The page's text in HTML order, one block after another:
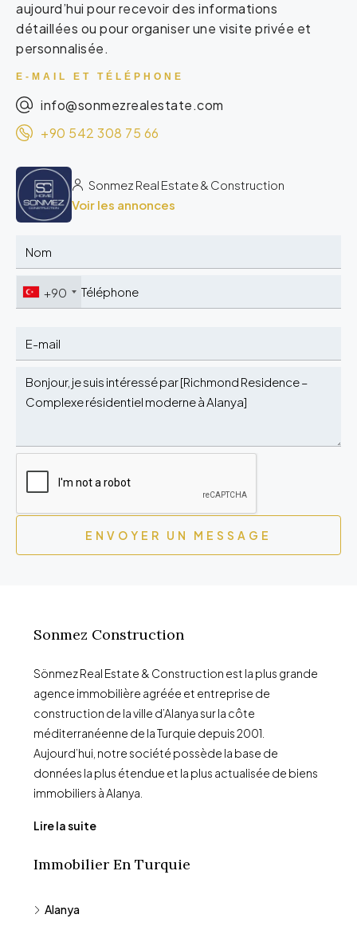
aujourd’hui pour recevoir des informations
détaillées ou pour organiser une visite privée et
personnalisée.
E-MAIL ET TÉLÉPHONE
info@sonmezrealestate.com
+90 542 308 75 66
Sonmez Real Estate & Construction
Voir les annonces
+90
ENVOYER UN MESSAGE
Sonmez Construction
Sönmez Real Estate & Construction est la plus grande
agence immobilière agréée et entreprise de
construction de la ville d’Alanya sur la côte
méditerranéenne de la Turquie depuis 2001.
Aujourd’hui, notre société possède la base de
données la plus étendue et la plus actualisée de biens
immobiliers à Alanya.
Lire la suite
Immobilier En Turquie
Alanya